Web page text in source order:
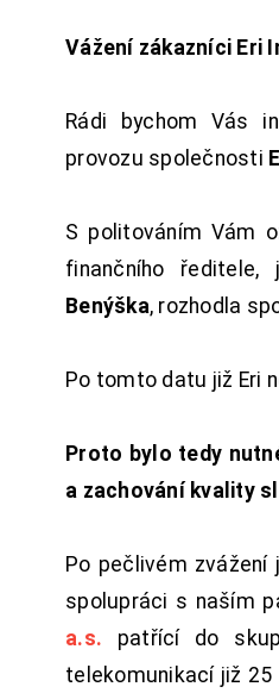
Vážení zákazníci Eri
Rádi bychom Vás
provozu společnosti
S politováním Vám
finančního
Benýška, rozhodla
Po tomto datu již Eri
Proto bylo tedy
a zachování kvality
Po pečlivém
spolupráci s naším
a.s. patřící do
telekomunikací již